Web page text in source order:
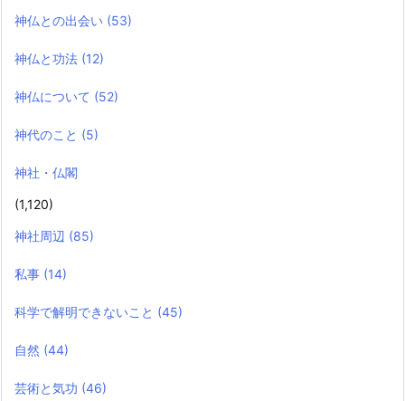
神仏との出会い (53)
神仏と功法 (12)
神仏について (52)
神代のこと (5)
神社・仏閣
(1,120)
神社周辺 (85)
私事 (14)
科学で解明できないこと (45)
自然 (44)
芸術と気功 (46)